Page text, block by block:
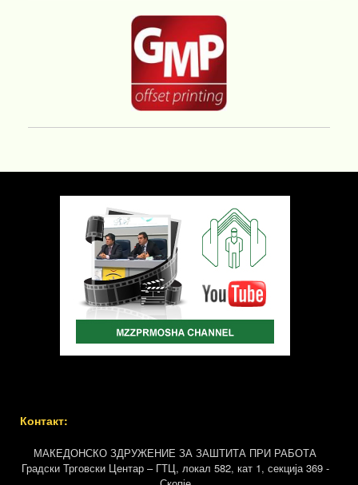
Контакт:
МАКЕДОНСКО ЗДРУЖЕНИЕ ЗА ЗАШТИТА ПРИ РАБОТА
Градски Трговски Центар – ГТЦ, локал 582, кат 1, секција 369 -